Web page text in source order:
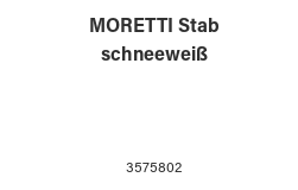
MORETTI Stab
schneeweiß
3575802